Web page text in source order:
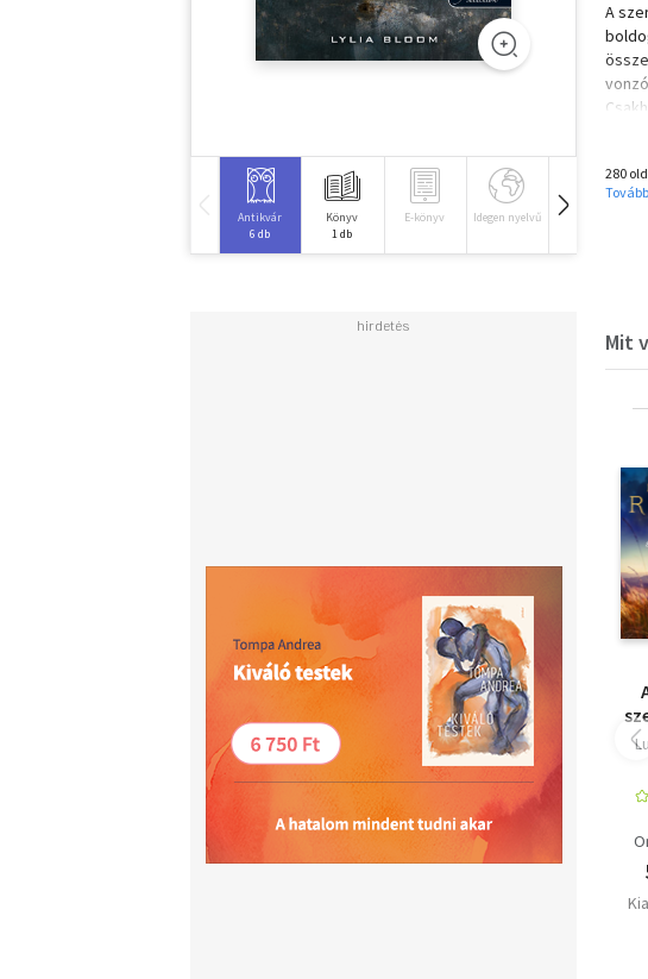
Antikvár
6 db
Könyv
1 db
E-könyv Idegen nyelvű Hangoskönyv
A
Anna
280
Mit